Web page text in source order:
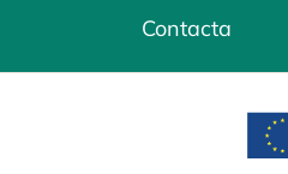
Contacta